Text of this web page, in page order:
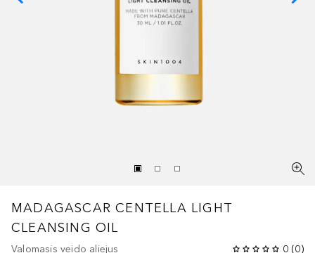
MADAGASCAR CENTELLA LIGHT
CLEANSING OIL
Valomasis veido aliejus 0 (0)